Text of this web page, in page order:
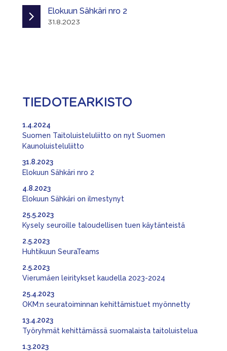
Elokuun Sähkäri nro 2
31.8.2023
TIEDOTEARKISTO
Suomen Taitoluisteluliitto on nyt Suomen
Kaunoluisteluliitto
1.4.2024
Elokuun Sähkäri nro 2
31.8.2023
Elokuun Sähkäri on ilmestynyt
4.8.2023
Kysely seuroille taloudellisen tuen käytänteistä
25.5.2023
Huhtikuun SeuraTeams
2.5.2023
Vierumäen leiritykset kaudella 2023-2024
2.5.2023
OKM:n seuratoiminnan kehittämistuet myönnetty
25.4.2023
Työryhmät kehittämässä suomalaista taitoluistelua
13.4.2023
1.3.2023